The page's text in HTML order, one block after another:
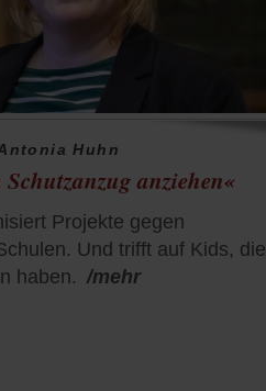
Huhn
anziehen«
Projekte gegen
Und trifft auf Kids, die
haben. /mehr